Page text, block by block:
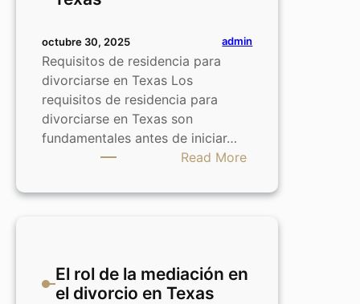
octubre 30, 2025 admin
Requisitos de residencia para
divorciarse en Texas Los
requisitos de residencia para
divorciarse en Texas son
fundamentales antes de iniciar…
Read More:
de
en
El rol de la mediación en
el divorcio en Texas